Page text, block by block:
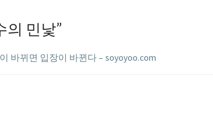
의 민낯”
바뀌면 입장이 바뀐다 – soyoyoo.com